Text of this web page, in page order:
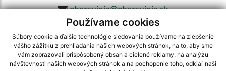
Používame cookies
Súbory cookie a ďalšie technológie sledovania používame na zlepšenie
vášho zážitku z prehliadania našich webových stránok, na to, aby sme
vám zobrazovali prispôsobený obsah a cielené reklamy, na analýzu
návštevnosti našich webových stránok a na pochopenie toho, odkiaľ naši
obecsvinia@obecsvinia.sk
využite možnosť získavania aktuálnych informácií s využitím RSS
CMS systém (redakčný) systém ECHELON 2,Mapa stránok,web portál